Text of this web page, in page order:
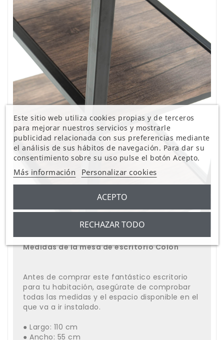
Medidas de la mesa de escritorio Colón
Antes de comprar este fantástico escritorio
para tu habitación, asegúrate de comprobar
todas las medidas y el espacio disponible en el
que va a ir instalado.
● Largo: 110 cm
● Ancho: 55 cm
Este sitio web utiliza cookies propias y de terceros
para mejorar nuestros servicios y mostrarle
publicidad relacionada con sus preferencias mediante
el análisis de sus hábitos de navegación. Para dar su
consentimiento sobre su uso pulse el botón Acepto.
Más información Personalizar cookies
RECHAZAR TODO
ACEPTO